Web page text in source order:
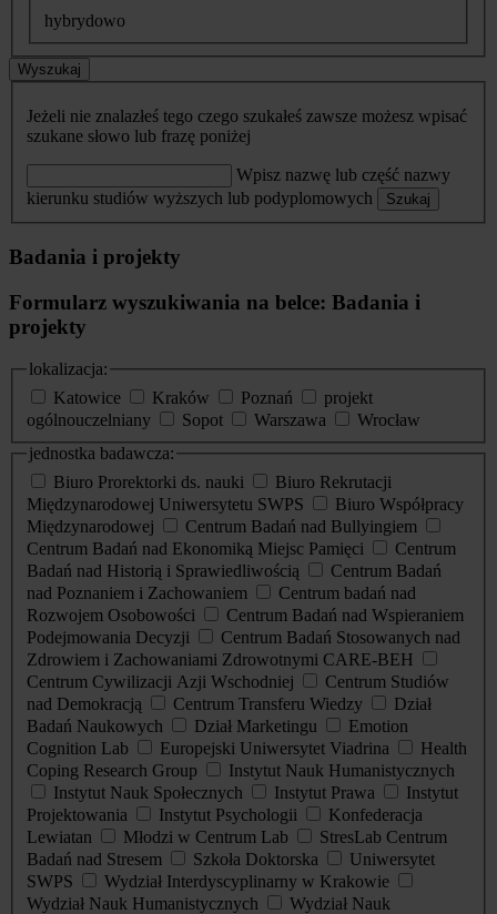
hybrydowo
Wyszukaj
Jeżeli nie znalazłeś tego czego szukałeś zawsze możesz wpisać
szukane słowo lub frazę poniżej
Wpisz nazwę lub część nazwy
kierunku studiów wyższych lub podyplomowych
Szukaj
Badania i projekty
Formularz wyszukiwania na belce: Badania i
projekty
lokalizacja:
Katowice
Kraków Poznań
projekt
ogólnouczelniany
Sopot Warszawa
Wrocław
jednostka badawcza:
Biuro Prorektorki ds. nauki
Biuro Rekrutacji
Międzynarodowej Uniwersytetu SWPS
Biuro Współpracy
Międzynarodowej
Centrum Badań nad Bullyingiem
Centrum Badań nad Ekonomiką Miejsc Pamięci
Centrum
Badań nad Historią i Sprawiedliwością
Centrum Badań
nad Poznaniem i Zachowaniem
Centrum badań nad
Rozwojem Osobowości
Centrum Badań nad Wspieraniem
Podejmowania Decyzji
Centrum Badań Stosowanych nad
Zdrowiem i Zachowaniami Zdrowotnymi CARE-BEH
Centrum Cywilizacji Azji Wschodniej
Centrum Studiów
nad Demokracją
Centrum Transferu Wiedzy
Dział
Badań Naukowych
Dział Marketingu
Emotion
Cognition Lab
Europejski Uniwersytet Viadrina
Health
Coping Research Group
Instytut Nauk Humanistycznych
Instytut Nauk Społecznych
Instytut Prawa
Instytut
Projektowania
Instytut Psychologii
Konfederacja
Lewiatan
Młodzi w Centrum Lab
StresLab Centrum
Badań nad Stresem
Szkoła Doktorska
Uniwersytet
SWPS
Wydział Interdyscyplinarny w Krakowie
Wydział Nauk Humanistycznych
Wydział Nauk